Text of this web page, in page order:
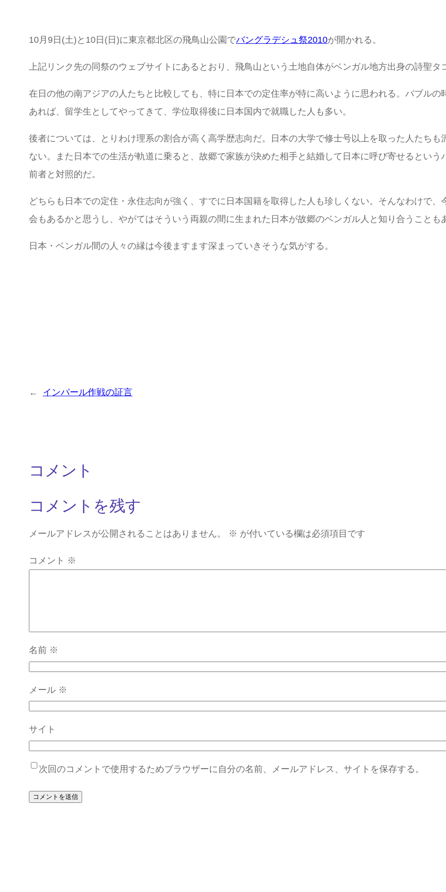
10月9日(土)と10日(日)に東京都北区の飛鳥山公園でバングラデシュ祭2010が開かれる。
上記リンク先の同祭のウェブサイトにあるとおり、飛鳥山という土地自体がベンガル地方出身の詩聖タ
在日の他の南アジアの人たちと比較しても、特に日本での定住率が特に高いように思われる。バブル
あれば、留学生としてやってきて、学位取得後に日本国内で就職した人も多い。
後者については、とりわけ理系の割合が高く高学歴志向だ。日本の大学で修士号以上を取った人たちも
ない。また日本での生活が軌道に乗ると、故郷で家族が決めた相手と結婚して日本に呼び寄せるとい
前者と対照的だ。
どちらも日本での定住・永住志向が強く、すでに日本国籍を取得した人も珍しくない。そんなわけで
会もあるかと思うし、やがてはそういう両親の間に生まれた日本が故郷のベンガル人と知り合うことも
日本・ベンガル間の人々の縁は今後ますます深まっていきそうな気がする。
← インパール作戦の証言
コメント
コメントを残す
メールアドレスが公開されることはありません。 ※ が付いている欄は必須項目です
コメント ※
名前 ※
メール ※
サイト
次回のコメントで使用するためブラウザーに自分の名前、メールアドレス、サイトを保存する。